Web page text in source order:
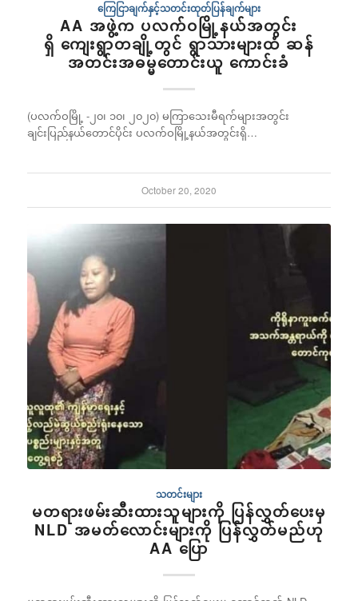
ကြေငြာချက်နှင့်သတင်းထုတ်ပြန်ချက်များ
AA အဖွဲ့က ပလက်ဝမြို့နယ်အတွင်း
ရှိ ကျေးရွာတချို့တွင် ရွာသားများထံ ဆန်
အတင်းအဓမ္မတောင်းယူ ကောင်းခံ
(ပလက်ဝမြို့ -၂၀၊ ၁၀၊ ၂၀၂၀) မကြာသေးမီရက်များအတွင်း
ချင်းပြည်နယ်တောင်ပိုင်း ပလက်ဝမြို့နယ်အတွင်းရှိ…
October 20, 2020
သတင်းများ
မတရားဖမ်းဆီးထားသူများကို ပြန်လွှတ်ပေးမှ
NLD အမတ်လောင်းများကို ပြန်လွှတ်မည်ဟု
AA ပြော